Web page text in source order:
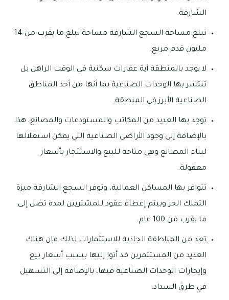
الشارقة.
تبلغ مساحة السجع الشارقة مساحة تبلغ ما يقرب من 14
مليون قدم مربع.
لا يوجد بالمنطقة أية عقارات سكنية في الوقت الراهن بل
تنتشر بها الوحدات الصناعية بما أنها من أحد المناطق
الصناعية الأبرز في المنطقة.
توجد بها العديد من المكاتب والمستودعات والمصانع، هذا
بالإضافة إلى وجود الأراضي الصناعية التي يمكن استغلالها
لبناء المصانع وهى متاحة للبيع والاستئجار بأسعار
معقولة.
تتوافر بها المساكن العمالية، وتوفر السجع الشارقة ميزة
التملك الحر وبيتم إعطاء عقود للمشتريين لمدة تصل إلى
ما يقرب من 100 عام.
تعد من المناطقة الجاذبة للاستثمارات لذلك فإن هناك
العديد من المستثمرين قد أتوا إليها بسبب أسعار بيع
وإيجارات الوحدات الصناعية فيها، بالإضافة إلى التسهيل
في طرق السداد.